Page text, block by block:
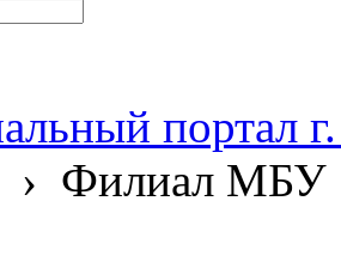
портал
› Филиал МБУ